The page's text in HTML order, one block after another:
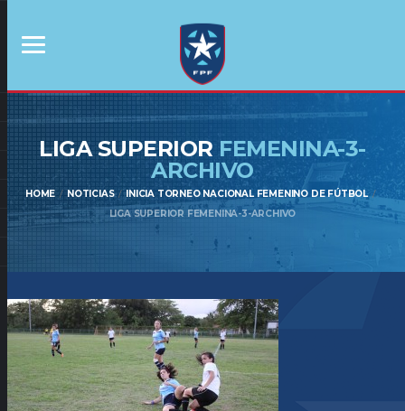
LIGA SUPERIOR FEMENINA-3-
ARCHIVO
HOME NOTICIAS
INICIA TORNEO NACIONAL FEMENINO DE FÚTBOL
LIGA SUPERIOR FEMENINA-3-ARCHIVO